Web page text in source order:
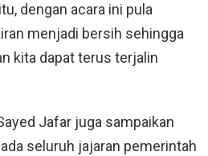
dengan acara ini pula
menjadi bersih sehingga
kita dapat terus terjalin
Jafar juga sampaikan
seluruh jajaran pemerintah